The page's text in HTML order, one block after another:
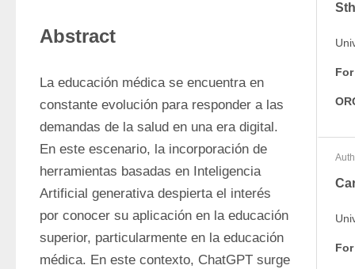
Abstract
La educación médica se encuentra en
constante evolución para responder a las
demandas de la salud en una era digital.
En este escenario, la incorporación de
herramientas basadas en Inteligencia
Artificial generativa despierta el interés
por conocer su aplicación en la educación
superior, particularmente en la educación
médica. En este contexto, ChatGPT surge